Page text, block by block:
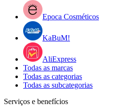
Epoca Cosméticos
KaBuM!
AliExpress
Todas as marcas
Todas as categorias
Todas as subcategorias
Serviços e benefícios